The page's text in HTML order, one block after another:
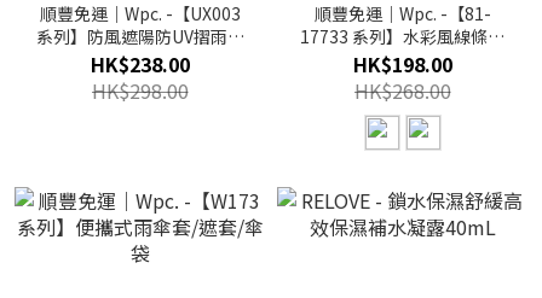
順豐免運｜Wpc. -【UX003
系列】防風遮陽防UV摺雨傘
/ 縮骨遮 (多色)
HK$238.00
HK$298.00
順豐免運｜Wpc. -【81-
17733 系列】水彩風線條遮
陽長雨傘/長遮
HK$198.00
HK$268.00